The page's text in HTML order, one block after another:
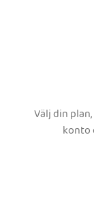
Välj din
konto